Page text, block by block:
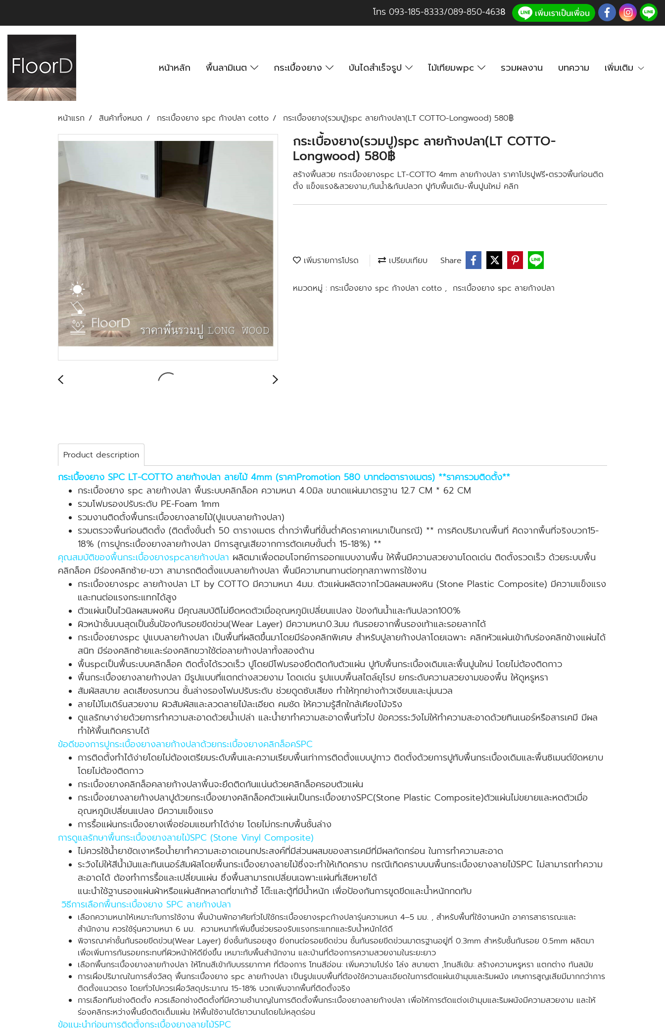
โทร 093-185-8333/089-850-4638
หน้าหลัก พื้นลามิเนต กระเบื้องยาง บันไดสำเร็จรูป ไม้เทียมwpc รวมผลงาน บทความ เพิ่มเติม
หน้าแรก สินค้าทั้งหมด กระเบื้องยาง spc ก้างปลา cotto กระเบื้องยาง(รวมปู)spc ลายก้างปลา(LT COTTO-Longwood) 580฿
กระเบื้องยาง(รวมปู)spc ลายก้างปลา(LT COTTO-
Longwood) 580฿
สร้างพื้นสวย กระเบื้องยางspc LT-COTTO 4mm ลายก้างปลา ราคาโปรปูฟรี+ตรวจพื้นก่อนติด
ตั้ง แข็งแรง&สวยงาม,กันน้ำ&กันปลวก ปูทับพื้นเดิม-พื้นปูนใหม่ คลิก
เพิ่มรายการโปรด เปรียบเทียบ Share
หมวดหมู่ : กระเบื้องยาง spc ก้างปลา cotto , กระเบื้องยาง spc ลายก้างปลา
Product description
กระเบื้องยาง SPC LT-COTTO ลายก้างปลา ลายไม้ 4mm (ราคาPromotion 580 บาทต่อตารางเมตร) **ราคารวมติดตั้ง**
กระเบื้องยาง spc ลายก้างปลา พื้นระบบคลิกล็อค ความหนา 4.0มิล ขนาดแผ่นมาตรฐาน 12.7 CM * 62 CM
รวมโฟมรองปรับระดับ PE-Foam 1mm
รวมงานติดตั้งพื้นกระเบื้องยางลายไม้(ปูแบบลายก้างปลา)
รวมตรวจพื้นก่อนติดตั้ง (ติดตั้งขั้นต่ำ 50 ตารางเมตร ต่ำกว่าพื้นที่ขั้นต่ำคิดราคาเหมาเป็นกรณี) ** การคิดปริมาณพื้นที่ คิดจากพื้นที่จริงบวก15-
18% (การปูกระเบื้องยางลายก้างปลา มีการสูญเสียจากการตัดเศษขั้นต่ำ 15-18%) **
คุณสมบัติของพื้นกระเบื้องยางspcลายก้างปลา ผลิตมาเพื่อตอบโจทย์การออกแบบงานพื้น ให้พื้นมีความสวยงามโดดเด่น ติดตั้งรวดเร็ว ด้วยระบบพื้น
คลิกล็อค มีร่องคลิกซ้าย-ขวา สามารถติดตั้งแบบลายก้างปลา พื้นมีความทนทานต่อทุกสภาพการใช้งาน
กระเบื้องยางspc ลายก้างปลา LT by COTTO มีความหนา 4มม. ตัวแผ่นผลิตจากไวนิลผสมผงหิน (Stone Plastic Composite) มีความแข็งแรง
และทนต่อแรงกระแทกได้สูง
ตัวแผ่นเป็นไวนิลผสมผงหิน มีคุณสมบัติไม่ยืดหดตัวเมื่ออุณหภูมิเปลี่ยนแปลง ป้องกันน้ำและกันปลวก100%
ผิวหน้าชั้นบนสุดเป็นชั้นป้องกันรอยขีดข่วน(Wear Layer) มีความหนา0.3มม กันรอยจากพื้นรองเท้าและรอยลากได้
กระเบื้องยางspc ปูแบบลายก้างปลา เป็นพื้นที่ผลิตขึ้นมาโดยมีร่องคลิกพิเศษ สำหรับปูลายก้างปลาโดยเฉพาะ คลิกหัวแผ่นเข้ากับร่องคลิกข้างแผ่นได้
สนิท มีร่องคลิกซ้ายและร่องคลิกขวาใช้ต่อลายก้างปลาทั้งสองด้าน
พื้นspcเป็นพื้นระบบคลิกล็อค ติดตั้งได้รวดเร็ว ปูโดยมีโฟมรองยึดติดกับตัวแผ่น ปูทับพื้นกระเบื้องเดิมและพื้นปูนใหม่ โดยไม่ต้องติดกาว
พื้นกระเบื้องยางลายก้างปลา มีรูปแบบที่แตกต่างสวยงาม โดดเด่น รูปแบบพื้นสไตล์ยุโรป ยกระดับความสวยงามของพื้น ให้ดูหรูหรา
สัมผัสสบาย ลดเสียงรบกวน ชั้นล่างรองโฟมปรับระดับ ช่วยดูดซับเสียง ทำให้ทุกย่างก้าวเงียบและนุ่มนวล
ลายไม้โมเดิร์นสวยงาม ผิวสัมผัสและลวดลายไม้ละเอียด คมชัด ให้ความรู้สึกใกล้เคียงไม้จริง
ดูแลรักษาง่ายด้วยการทำความสะอาดด้วยน้ำเปล่า และน้ำยาทำความสะอาดพื้นทั่วไป ข้อควรระวังไม่ให้ทำความสะอาดด้วยทินเนอร์หรือสารเคมี มีผล
ทำให้พื้นเกิดคราบได้
ข้อดีของการปูกระเบื้องยางลายก้างปลาด้วยกระเบื้องยางคลิกล็อคSPC
การติดตั้งทำได้ง่ายโดยไม่ต้องเตรียมระดับพื้นและความเรียบพื้นเท่าการติดตั้งแบบปูกาว ติดตั้งด้วยการปูทับพื้นกระเบื้องเดิมและพื้นซิเมนต์ขัดหยาบ
โดยไม่ต้องติดกาว
กระเบื้องยางคลิกล็อคลายก้างปลาพื้นจะยึดติดกันแน่นด้วยคลิกล็อครอบตัวแผ่น
กระเบื้องยางลายก้างปลาปูด้วยกระเบื้องยางคลิกล็อคตัวแผ่นเป็นกระเบื้องยางSPC(Stone Plastic Composite)ตัวแผ่นไม่ขยายและหดตัวเมื่อ
อุณหภูมิเปลี่ยนแปลง มีความแข็งแรง
การรื้อแผ่นกระเบื้องยางเพื่อซ่อมแซมทำได้ง่าย โดยไม่กระทบพื้นชั้นล่าง
การดูแลรักษาพื้นกระเบื้องยางลายไม้SPC (Stone Vinyl Composite)
ไม่ควรใช้น้ำยาขัดเงาหรือน้ำยาทำความสะอาดเอนกประสงค์ที่มีส่วนผสมของสารเคมีที่มีผลกัดกร่อน ในการทำความสะอาด
ระวังไม่ให้สีน้ำมันและทินเนอร์สัมผัสโดยพื้นกระเบื้องยางลายไม้ซึ่งจะทำให้เกิดคราบ กรณีเกิดคราบบนพื้นกระเบื้องยางลายไม้SPC ไม่สามารถทำความ
สะอาดได้ ต้องทำการรื้อและเปลี่ยนแผ่น ซึ่งพื้นสามารถเปลี่ยนเฉพาะแผ่นที่เสียหายได้
แนะนำใช้ฐานรองแผ่นผ้าหรือแผ่นสักหลาดที่ขาเก้าอี้ โต๊ะและตู้ที่มีน้ำหนัก เพื่อป้องกันการขูดขีดและน้ำหนักกดทับ
วิธีการเลือกพื้นกระเบื้องยาง SPC ลายก้างปลา
เลือกความหนาให้เหมาะกับการใช้งาน พื้นบ้านพักอาศัยทั่วไปใช้กระเบื้องยางspcก้างปลารุ่นความหนา 4–5 มม. , สำหรับพื้นที่ใช้งานหนัก อาคารสาธารณะและ
สำนักงาน ควรใช้รุ่นความหนา 6 มม. ความหนาที่เพิ่มขึ้นช่วยรองรับแรงกระแทกและรับน้ำหนักได้ดี
พิจารณาค่าชั้นกันรอยขีดข่วน(Wear Layer) ยิ่งชั้นกันรอยสูง ยิ่งทนต่อรอยขีดข่วน ชั้นกันรอยขีดข่วนมาตรฐานอยู่ที่ 0.3mm สำหรับชั้นกันรอย 0.5mm ผลิตมา
เพื่อเพิ่มการกันรอยกระทบที่ผิวหน้าให้ดียิ่งขึ้น เหมาะกับพื้นสำนักงาน และบ้านที่ต้องการความสวยงามในระยะยาว
เลือกพื้นกระเบื้องยางลายก้างปลา ให้โทนสีเข้ากับบรรยากาศ ที่ต้องการ โทนสีอ่อน: เพิ่มความโปร่ง โล่ง สบายตา ,โทนสีเข้ม: สร้างความหรูหรา แตกต่าง ทันสมัย
การเผื่อปริมาณในการสั่งวัสดุ พื้นกระเบื้องยาง spc ลายก้างปลา เป็นรูปแบบพื้นที่ต้องใช้ความละเอียดในการตัดแผ่นเข้ามุมและริมผนัง เศษการสูญเสียมีมากกว่าการ
ติดตั้งแนวตรง โดยทั่วไปควรเผื่อวัสดุประมาณ 15-18% บวกเพิ่มจากพื้นที่ติดตั้งจริง
การเลือกทีมช่างติดตั้ง ควรเลือกช่างติดตั้งที่มีความชำนาญในการติดตั้งพื้นกระเบื้องยางลายก้างปลา เพื่อให้การตัดแต่งเข้ามุมและริมผนังมีความสวยงาม และให้
ร่องคลิกระหว่างพื้นยึดติดเต็มแผ่น ให้พื้นใช้งานได้ยาวนานโดยไม่หลุดร่อน
ข้อแนะนำก่อนการติดตั้งกระเบื้องยางลายไม้SPC